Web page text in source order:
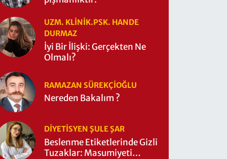
UZM. KLINIK.PSK. HANDE
DURMAZ
İyi Bir İlişki: Gerçekten Ne
Olmalı?
RAMAZAN SÜREKÇIOĞLU
Nereden Bakalım ?
DIYETISYEN ŞULE ŞAR
Beslenme Etiketlerinde Gizli
Tuzaklar: Masumiyeti